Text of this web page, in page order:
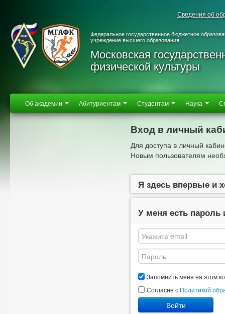
Сведения об
Федеральное государственное бюджетное
учреждение высшего образования
Московская
физической культуры
Об академии Абитуриентам Студентам Наука
Вход в личный
Для доступа в личный
Новым пользователям
Я здесь впервые и
У меня есть пароль
Запомнить меня на этом
Согласие с Политикой
Войти